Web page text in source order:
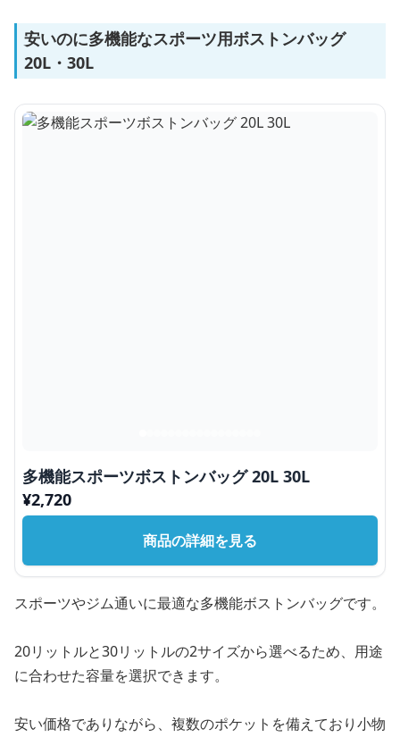
安いのに多機能なスポーツ用ボストンバッグ
20L・30L
多機能スポーツボストンバッグ 20L 30L
¥2,720
商品の詳細を見る
スポーツやジム通いに最適な多機能ボストンバッグです。
20リットルと30リットルの2サイズから選べるため、用途
に合わせた容量を選択できます。
安い価格でありながら、複数のポケットを備えており小物